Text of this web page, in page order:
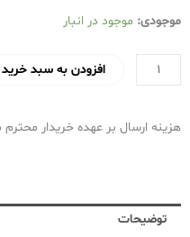
موجودی: موجود در انبار
اتو
مدل
عدد
افزودن به سبد خرید
هزینه ارسال بر عهده خریدار
توضیحات